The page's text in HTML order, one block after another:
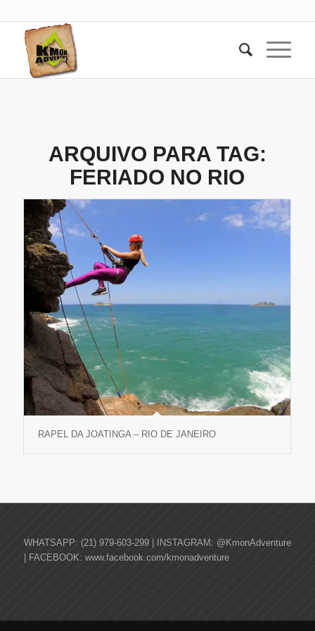
ARQUIVO PARA TAG:
FERIADO NO RIO
RAPEL DA JOATINGA – RIO DE JANEIRO
WHATSAPP: (21) 979-603-299 | INSTAGRAM: @KmonAdventure
| FACEBOOK: www.facebook.com/kmonadventure